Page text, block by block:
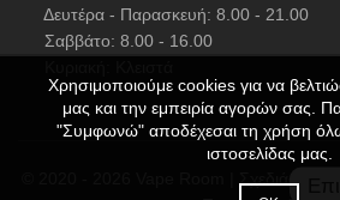
Δευτέρα - Παρασκευή: 8.00 - 21.00
Σαββάτο: 8.00 - 16.00
© 2020 - 2026 Vape Room |
Χρησιμοποιούμε cookies για να
μας και την εμπειρία αγορών σας.
"Συμφωνώ" αποδέχεσαι τη χρήση
ιστοσελίδας μας.